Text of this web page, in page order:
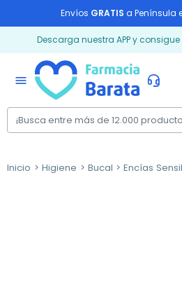
Envíos GRATIS a Península
Descarga nuestra APP y consigue
menu
Inicio Higiene Bucal Encías